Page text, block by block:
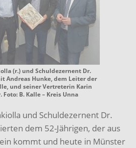
(r.) und Schuldezernent Dr.
Andreas Hunke, dem Leiter der
und seiner Vertreterin Karin
Foto: B. Kalle – Kreis Unna
und Schuldezernent Dr.
dem 52-Jährigen, der aus
kommt und heute in Münster